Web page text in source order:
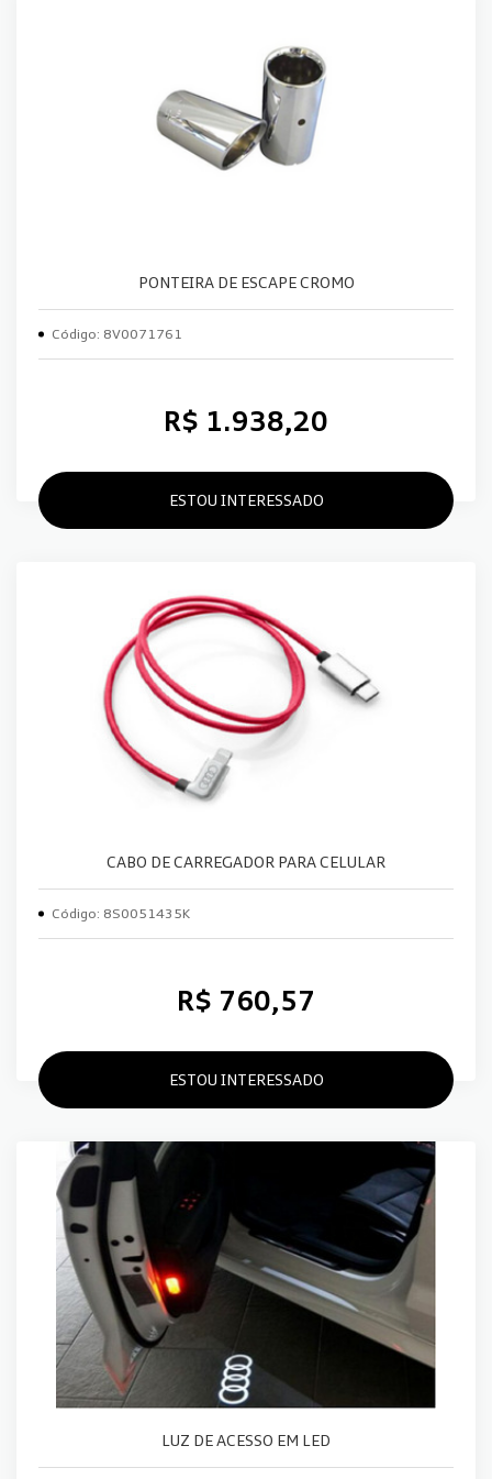
PONTEIRA DE ESCAPE CROMO
Código: 8V0071761
R$ 1.938,20
ESTOU INTERESSADO
CABO DE CARREGADOR PARA CELULAR
Código: 8S0051435K
R$ 760,57
ESTOU INTERESSADO
LUZ DE ACESSO EM LED